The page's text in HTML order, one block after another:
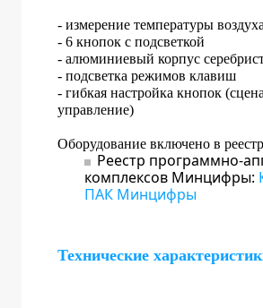
- измерение температуры воздуха
- 6 кнопок с подсветкой
- алюминиевый корпус
- подсветка режимов клавиш
- гибкая настройка кнопок
управление)
Оборудование включено в
Реестр программно-
комплексов Минцифры:
ПАК Минцифры
Технические